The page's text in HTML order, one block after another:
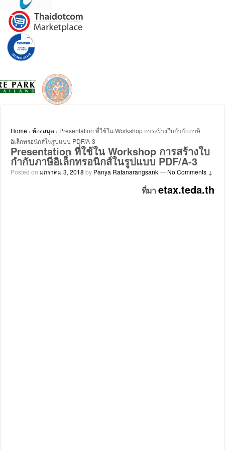
Home › ห้องสมุด › Presentation ที่ใช้ใน Workshop การสร้างใบกำกับภาษี
อิเล็กทรอนิกส์ในรูปแบบ PDF/A-3
Presentation ที่ใช้ใน Workshop การสร้างใบ
กำกับภาษีอิเล็กทรอนิกส์ในรูปแบบ PDF/A-3
Posted on มกราคม 3, 2018 by Panya Ratanarangsank— No Comments ↓
ที่มา etax.teda.th